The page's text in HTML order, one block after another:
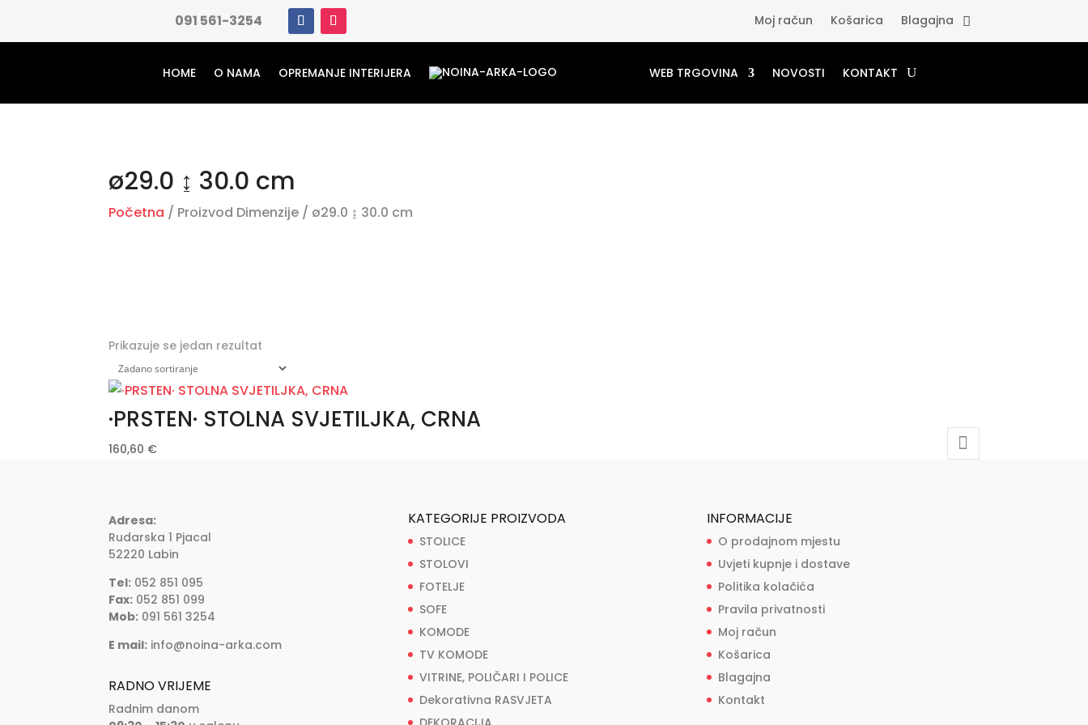
091 561-3254 Moj račun Košarica Blagajna
HOME O NAMA OPREMANJE INTERIJERA WEB TRGOVINA NOVOSTI KONTAKT
ø29.0 ↨ 30.0 cm
Početna / Proizvod Dimenzije / ø29.0 ↨ 30.0 cm
Prikazuje se jedan rezultat
·PRSTEN· STOLNA SVJETILJKA, CRNA
160,60 €
Adresa:
Rudarska 1 Pjacal
52220 Labin
Tel: 052 851 095
Fax: 052 851 099
Mob: 091 561 3254
E mail: info@noina-arka.com
RADNO VRIJEME
Radnim danom
KATEGORIJE PROIZVODA
STOLICE
STOLOVI
FOTELJE
SOFE
KOMODE
TV KOMODE
VITRINE, POLIČARI I POLICE
Dekorativna RASVJETA
INFORMACIJE
O prodajnom mjestu
Uvjeti kupnje i dostave
Politika kolačića
Pravila privatnosti
Moj račun
Košarica
Blagajna
Kontakt